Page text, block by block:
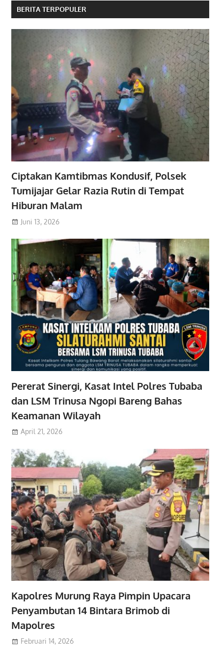
BERITA TERPOPULER
Ciptakan Kamtibmas Kondusif, Polsek
Tumijajar Gelar Razia Rutin di Tempat
Hiburan Malam
Juni 13, 2026
Pererat Sinergi, Kasat Intel Polres Tubaba
dan LSM Trinusa Ngopi Bareng Bahas
Keamanan Wilayah
April 21, 2026
Kapolres Murung Raya Pimpin Upacara
Penyambutan 14 Bintara Brimob di
Mapolres
Februari 14, 2026